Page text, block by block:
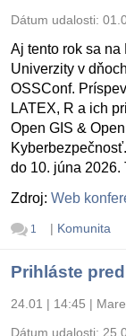
Dátum udalosti:
Aj tento rok sa
Univerzity v
OSSConf.
LATEX, R a ich
Open GIS &
do 10. júna 2026.
Zdroj: Web
1 | Komunita
Prihláste
24.01 | 14:45 |
Dátum udalosti: